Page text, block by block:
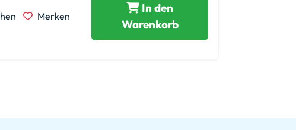
Merken
In den
Warenkorb